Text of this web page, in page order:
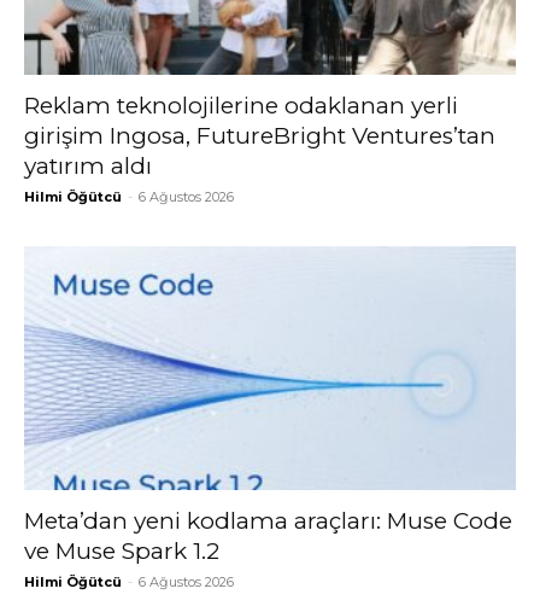
Reklam teknolojilerine odaklanan yerli
girişim Ingosa, FutureBright Ventures’tan
yatırım aldı
Hilmi Öğütcü - 6 Ağustos 2026
Meta’dan yeni kodlama araçları: Muse Code
ve Muse Spark 1.2
Hilmi Öğütcü - 6 Ağustos 2026